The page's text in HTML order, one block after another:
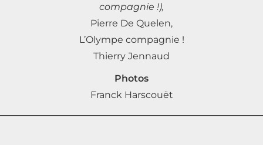
compagnie !),
Pierre De Quelen,
L’Olympe compagnie !
Thierry Jennaud
Photos
Franck Harscouët